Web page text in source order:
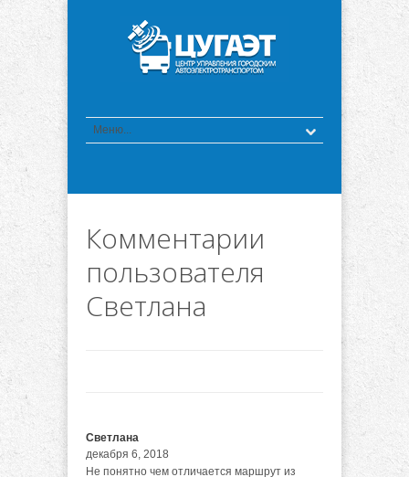
Комментарии
пользователя
Светлана
Светлана
декабря 6, 2018
Не понятно чем отличается маршрут из